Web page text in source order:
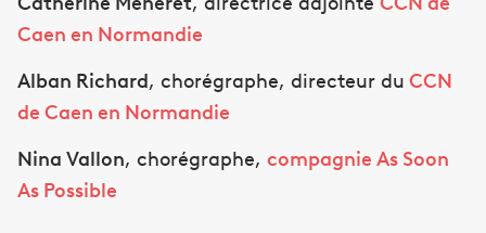
Caen en Normandie
Alban Richard, chorégraphe, directeur du CCN
de Caen en Normandie
Nina Vallon, chorégraphe, compagnie As Soon
As Possible